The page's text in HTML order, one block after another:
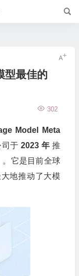
最佳的
302
Model Meta
司于2023 年 推
。它是目前全球
地推动了大模